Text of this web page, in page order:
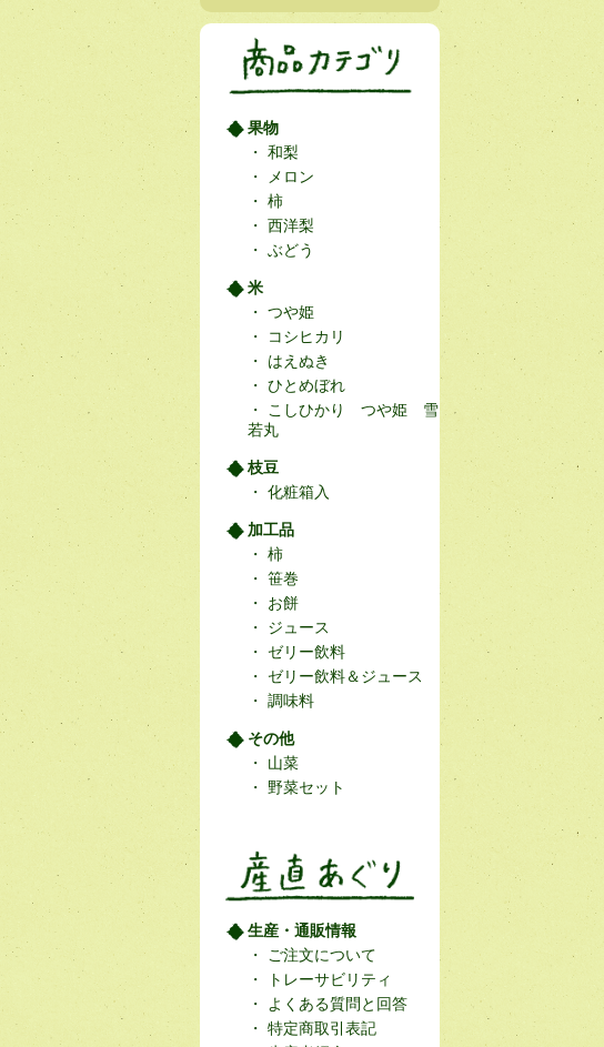
果物
和梨
メロン
柿
西洋梨
ぶどう
米
つや姫
コシヒカリ
はえぬき
ひとめぼれ
こしひかり つや姫 雪
若丸
枝豆
化粧箱入
加工品
柿
笹巻
お餅
ジュース
ゼリー飲料
ゼリー飲料＆ジュース
調味料
その他
山菜
野菜セット
生産・通販情報
ご注文について
トレーサビリティ
よくある質問と回答
特定商取引表記